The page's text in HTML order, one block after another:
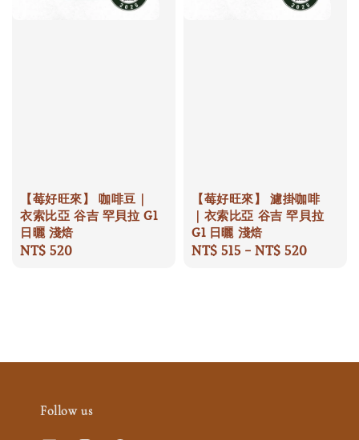
【莓好旺來】 咖啡豆｜
衣索比亞 谷吉 罕貝拉 G1
日曬 淺焙
Regular
NT$ 520
【莓好旺來】 濾掛咖啡
｜衣索比亞 谷吉 罕貝拉
G1 日曬 淺焙
Regular
NT$ 515 -NT$ 520
Follow us